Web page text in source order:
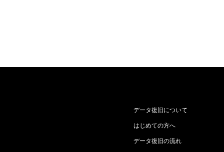
データ復旧について
はじめての方へ
データ復旧の流れ